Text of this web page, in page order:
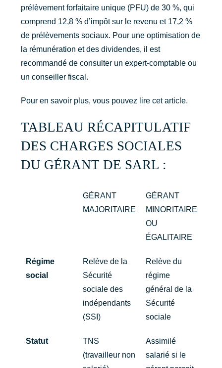
prélèvement forfaitaire unique (PFU) de 30 %, qui
comprend 12,8 % d’impôt sur le revenu et 17,2 %
de prélèvements sociaux. Pour une optimisation de
la rémunération et des dividendes, il est
recommandé de consulter un expert-comptable ou
un conseiller fiscal.
Pour en savoir plus, vous pouvez lire cet article.
TABLEAU RÉCAPITULATIF
DES CHARGES SOCIALES
DU GÉRANT DE SARL :
GÉRANT
MAJORITAIRE
GÉRANT
MINORITAIRE
OU
ÉGALITAIRE
Régime
social
Relève de la
Sécurité
sociale des
indépendants
(SSI)
Relève du
régime
général de la
Sécurité
sociale
Statut
TNS
(travailleur non
Assimilé
salarié si le